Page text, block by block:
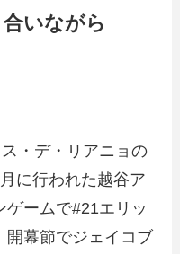
いながら
・デ・リアニョの
に行われた越谷ア
ームで#21エリッ
開幕節でジェイコブ